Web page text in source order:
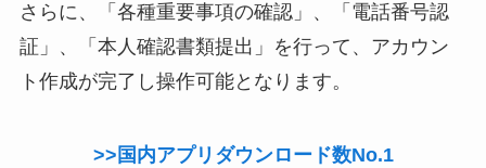
さらに、「各種重要事項の確認」、「電話番号認
証」、「本人確認書類提出」を行って、アカウン
ト作成が完了し操作可能となります。
>>国内アプリダウンロード数No.1